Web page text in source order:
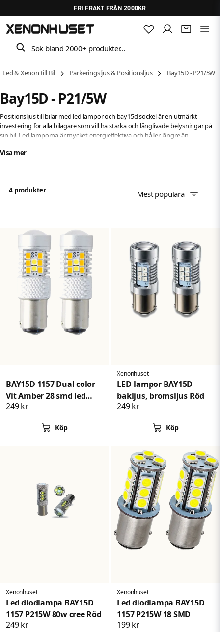
FRI FRAKT FRÅN 2000KR
Sök bland 2000+ produkter…
Led & Xenon till Bil Parkeringsljus & Positionsljus Bay15D - P21/5W
Bay15D - P21/5W
Positionsljus till bilar med led lampor och bay15d sockel är en utmärkt
investering för alla bilägare som vill ha starka och långlivade belysningar på
sin bil. Led lamporna är mycket energieffektiva och håller längre än
Bay15d sockeln ger en stark och jämn belysning, vilket är perfekt för att se
Visa mer
4 produkter Mest populära
BAY15D 1157 Dual color
Vit Amber 28 smd led
lampa 2pack
249 kr
Köp
Xenonhuset
LED-lampor BAY15D -
bakljus, bromsljus Röd
249 kr
Köp
Xenonhuset
Led diodlampa BAY15D
1157 P215W 80w cree Röd
249 kr
Xenonhuset
Led diodlampa BAY15D
1157 P215W 18 SMD
199 kr